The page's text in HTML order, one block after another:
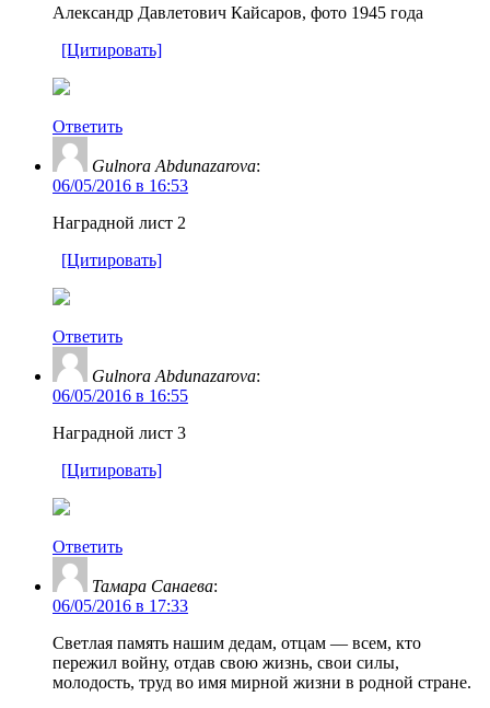
Александр Давлетович Кайсаров, фото 1945 года
[Цитировать]
Ответить
Gulnora Abdunazarova:
06/05/2016 в 16:53
Наградной лист 2
[Цитировать]
Ответить
Gulnora Abdunazarova:
06/05/2016 в 16:55
Наградной лист 3
[Цитировать]
Ответить
Тамара Санаева:
06/05/2016 в 17:33
Светлая память нашим дедам, отцам — всем, кто
пережил войну, отдав свою жизнь, свои силы,
молодость, труд во имя мирной жизни в родной стране.